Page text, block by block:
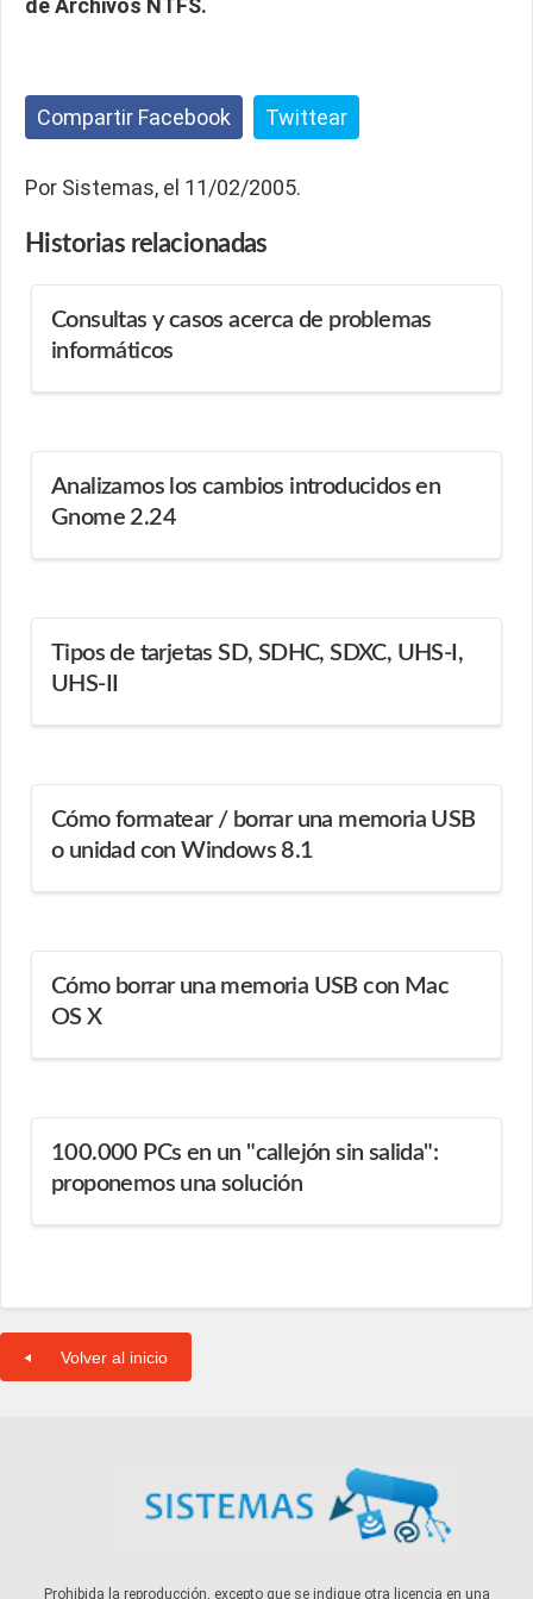
de Archivos NTFS.
Compartir Facebook Twittear
Por Sistemas, el 11/02/2005.
Historias relacionadas
Consultas y casos acerca de problemas
informáticos
Analizamos los cambios introducidos en
Gnome 2.24
Tipos de tarjetas SD, SDHC, SDXC, UHS-I,
UHS-II
Cómo formatear / borrar una memoria USB
o unidad con Windows 8.1
Cómo borrar una memoria USB con Mac
OS X
100.000 PCs en un "callejón sin salida":
proponemos una solución
Volver al inicio
Prohibida la reproducción, excepto que se indique otra licencia en una